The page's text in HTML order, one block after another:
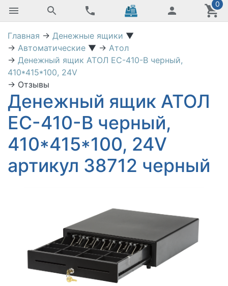
0
Главная → Денежные ящики ▼
→ Автоматические ▼ → Атол
→ Денежный ящик АТОЛ EC-410-B черный,
410*415*100, 24V
→ Отзывы
Денежный ящик АТОЛ
EC-410-B черный,
410*415*100, 24V
артикул 38712 черный